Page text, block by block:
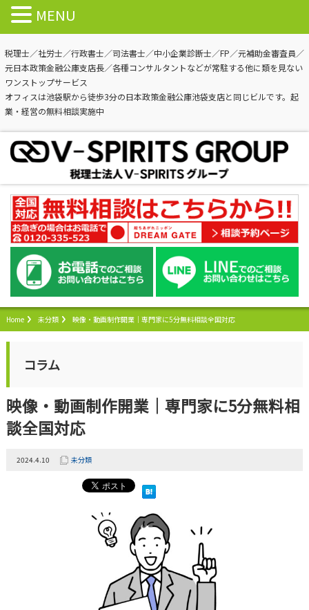
税理士／社労士／行政書士／司法書士／中小企業診断士／FP／元補助金審査員／
元日本政策金融公庫支店長／各種コンサルタントなどが常駐する他に類を見ない
ワンストップサービス
オフィスは池袋駅から徒歩3分の日本政策金融公庫池袋支店と同じビルです。起
業・経営の無料相談実施中
Home 未分類 映像・動画制作開業｜専門家に5分無料相談全国対応
コラム
映像・動画制作開業｜専門家に5分無料相
談全国対応
2024.4.10 未分類
MENU